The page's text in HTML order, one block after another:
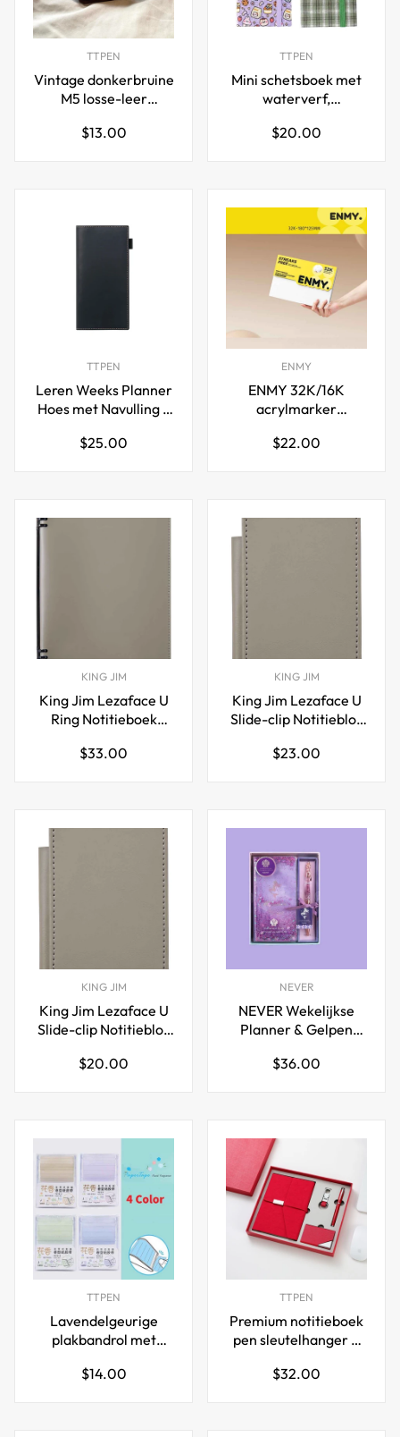
TTPEN
Vintage donkerbruine
M5 losse-leer
Normale
$13.00
TTPEN
Mini schetsboek met
waterverf,
set van 4
Normale
$20.00
TTPEN
Leren Weeks Planner
Hoes met Navulling –
Koeienhuid
Normale
$25.00
ENMY
ENMY 32K/16K
acrylmarker
Normale
$22.00
KING JIM
King Jim Lezaface U
Ring Notitieboek
Normale
$33.00
KING JIM
King Jim Lezaface U
Slide-clip Notitieblok
Normale
$23.00
KING JIM
King Jim Lezaface U
Slide-clip Notitieblok
Normale
$20.00
NEVER
NEVER Wekelijkse
Planner & Gelpen
Zandloper Omslag
Normale
$36.00
TTPEN
Lavendelgeurige
plakbandrol met
ingebouwde snijder –
Normale
$14.00
TTPEN
Premium notitieboek
pen sleutelhanger &
geschenkset
Normale
$32.00